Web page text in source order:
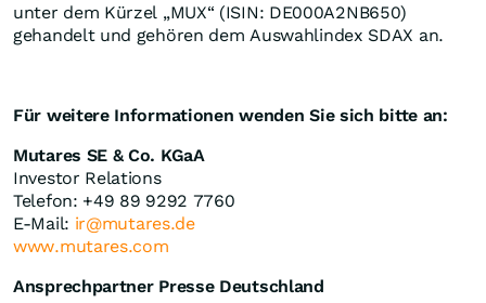
unter dem Kürzel „MUX“ (ISIN: DE000A2NB650)
gehandelt und gehören dem Auswahlindex SDAX an.
Für weitere Informationen wenden Sie sich bitte an:
Mutares SE & Co. KGaA
Investor Relations
Telefon: +49 89 9292 7760
E-Mail: ir@mutares.de
www.mutares.com
Ansprechpartner Presse Deutschland